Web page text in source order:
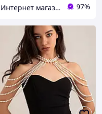
Интернет магазин аксессуаров АЛЬПАКА 97%